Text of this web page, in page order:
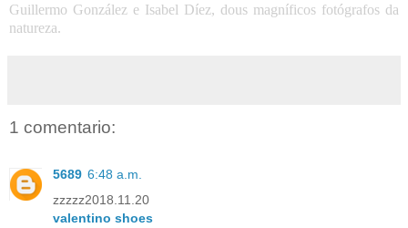
Guillermo González e Isabel Díez, dous magníficos fotógrafos da
natureza.
1 comentario:
5689 6:48 a.m.
zzzzz2018.11.20
valentino shoes